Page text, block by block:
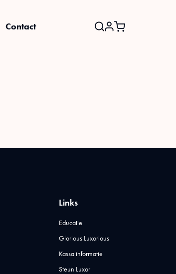
Contact
Links
Educatie
Glorious Luxorious
Kassa informatie
Steun Luxor